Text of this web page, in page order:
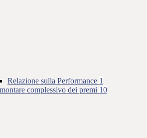
Relazione sulla Performance 1
complessivo dei premi 10